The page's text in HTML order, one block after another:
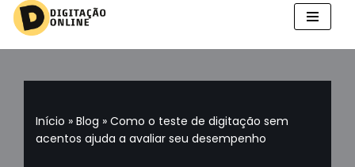
Pular
para
conteúdo
Início » Blog » Como o teste de digitação sem
acentos ajuda a avaliar seu desempenho